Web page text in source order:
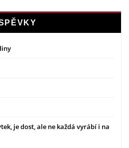
je dost, ale ne každá vyrábí i na